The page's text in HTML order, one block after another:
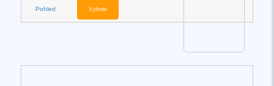
Pohled Vybrat